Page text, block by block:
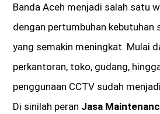
Banda Aceh menjadi salah satu
dengan pertumbuhan kebutuhan
yang semakin meningkat. Mulai
perkantoran, toko, gudang,
penggunaan CCTV sudah
Di sinilah peran Jasa